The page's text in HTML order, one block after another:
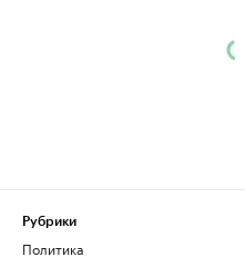
Рубрики
Политика